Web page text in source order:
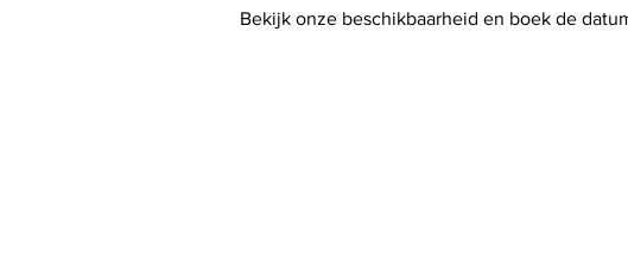
Bekijk onze beschikbaarheid en boek de